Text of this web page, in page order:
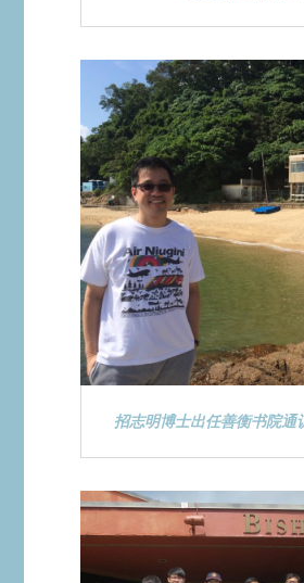
招志明博士出任善衡书院通